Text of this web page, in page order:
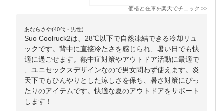
価格と在庫を楽天でチェック >>
あならさや(40代・男性)
Suo Coolruck2は、28℃以下で自然凍結できる冷却リュ
ックです。背中に直接冷たさを感じられ、暑い日でも快
適に過ごせます。熱中症対策やアウトドア活動に最適で
、ユニセックスデザインなので男女問わず使えます。炎
天下でもひんやりとした涼しさを保ち、暑さ対策にぴっ
たりのアイテムです。快適な夏のアウトドアをサポート
します！